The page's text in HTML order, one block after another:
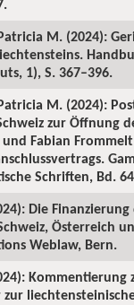
M. (2024):
1), S. 367–396.
M. (2024):
zur Öffnung
Fabian
Schriften, Bd.
Die
Österreich
Weblaw, Bern.